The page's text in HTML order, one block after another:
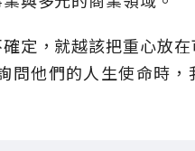
定，就越該把重心放
問他們的人生使命時，